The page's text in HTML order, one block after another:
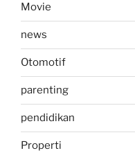
Movie
news
Otomotif
parenting
pendidikan
Properti